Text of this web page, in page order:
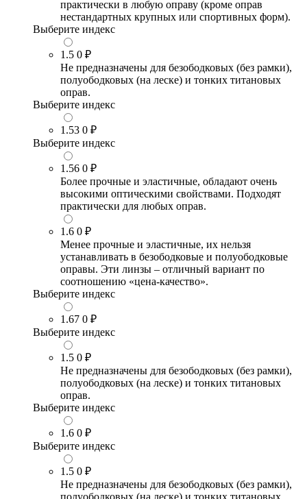
практически в любую оправу (кроме оправ
нестандартных крупных или спортивных форм).
Выберите индекс
1.5 0 ₽
Не предназначены для безободковых (без рамки),
полуободковых (на леске) и тонких титановых
оправ.
Выберите индекс
1.53 0 ₽
Выберите индекс
1.56 0 ₽
Более прочные и эластичные, обладают очень
высокими оптическими свойствами. Подходят
практически для любых оправ.
1.6 0 ₽
Менее прочные и эластичные, их нельзя
устанавливать в безободковые и полуободковые
оправы. Эти линзы – отличный вариант по
соотношению «цена-качество».
Выберите индекс
1.67 0 ₽
Выберите индекс
1.5 0 ₽
Не предназначены для безободковых (без рамки),
полуободковых (на леске) и тонких титановых
оправ.
Выберите индекс
1.6 0 ₽
Выберите индекс
1.5 0 ₽
Не предназначены для безободковых (без рамки),